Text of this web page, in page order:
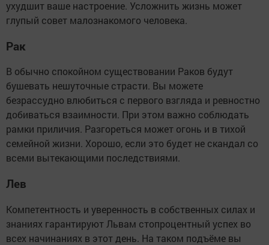
ухудшит ваше настроение. Усложнить жизнь может
глупый совет малознакомого человека.
Рак
В обычно спокойном существовании Раков будут
бушевать нешуточные страсти. Вы можете
безрассудно влюбиться с первого взгляда и ревностно
добиваться взаимности. При этом важно соблюдать
рамки приличия. Разгореться может огонь и в тихой
семейной жизни. Хорошо, если это будет не скандал со
всеми вытекающими последствиями.
Лев
Компетентность и уверенность в собственных силах и
знаниях гарантируют Львам стопроцентный успех во
всех начинаниях в этот день. На таком подъёме вы